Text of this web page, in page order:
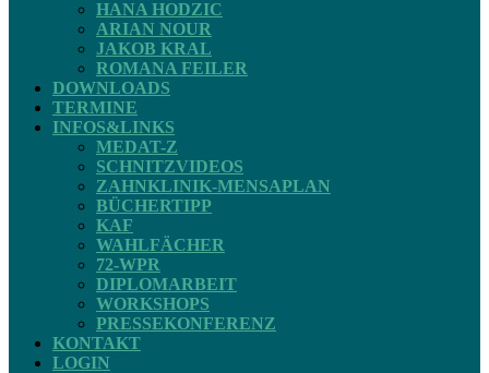
ZAHNMEDIZINHANA HODZIC
ARIAN NOUR
JAKOB KRAL
ROMANA FEILER
DOWNLOADS
TERMINE
INFOS&LINKS
MEDAT-Z
SCHNITZVIDEOS
ZAHNKLINIK-MENSAPLAN
BÜCHERTIPP
KAF
WAHLFÄCHER
72-WPR
DIPLOMARBEIT
WORKSHOPS
PRESSEKONFERENZ
KONTAKT
LOGIN